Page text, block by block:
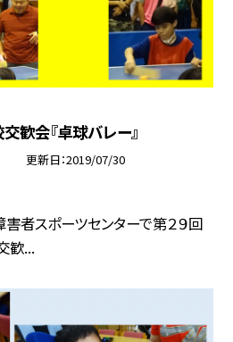
歓会『卓球バレー』
更新日 2019/07/30
害者スポーツセンターで第２９回
歓...